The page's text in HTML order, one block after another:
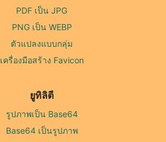
PDF เป็น JPG
PNG เป็น WEBP
ตัวแปลงแบบกลุ่ม
เครื่องมือสร้าง Favicon
ยูทิลิตี
รูปภาพเป็น Base64
Base64 เป็นรูปภาพ